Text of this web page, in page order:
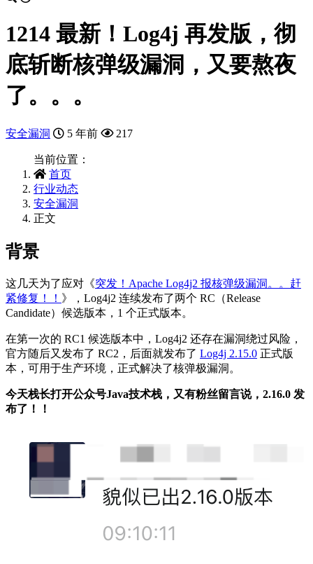
1214 最新！Log4j 再发版，彻
底斩断核弹级漏洞，又要熬夜
了。。。
安全漏洞 5 年前 217
当前位置：
首页
行业动态
安全漏洞
正文
背景
这几天为了应对《突发！Apache Log4j2 报核弹级漏洞。。赶
紧修复！！ 》，Log4j2 连续发布了两个 RC（Release
Candidate）候选版本，1 个正式版本。
在第一次的 RC1 候选版本中，Log4j2 还存在漏洞绕过风险，
官方随后又发布了 RC2，后面就发布了 Log4j 2.15.0 正式版
本，可用于生产环境，正式解决了核弹极漏洞。
今天栈长打开公众号Java技术栈，又有粉丝留言说，2.16.0 发
布了！！